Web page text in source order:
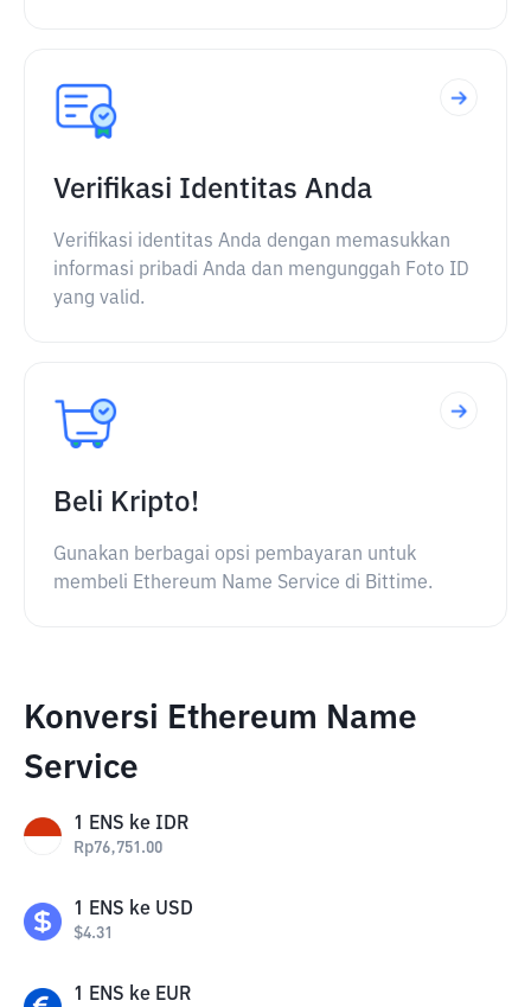
Verifikasi Identitas Anda
Verifikasi identitas Anda dengan memasukkan
informasi pribadi Anda dan mengunggah Foto ID
yang valid.
Beli Kripto!
Gunakan berbagai opsi pembayaran untuk
membeli Ethereum Name Service di Bittime.
Konversi Ethereum Name
Service
1 ENS ke IDR
Rp76,751.00
1 ENS ke USD
$4.31
1 ENS ke EUR